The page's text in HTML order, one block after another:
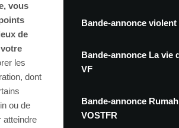
vous
de
les
dont
ou de
atteindre
Bande-annonce violent
Bande-annonce La vie
VF
Bande-annonce
VOSTFR